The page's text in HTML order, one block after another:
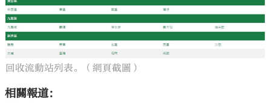
回收流動站列表。（網頁截圖）
相關報道：